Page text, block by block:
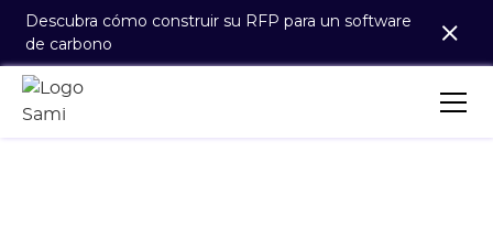
Descubra cómo construir su RFP para un software
de carbono